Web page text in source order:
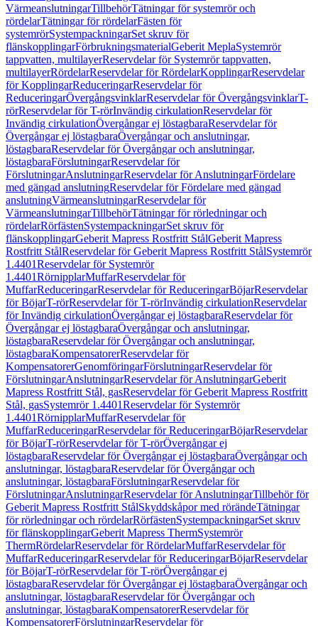
VärmeanslutningarTillbehörTätningar för systemrör och
rördelarTätningar för rördelarFästen för
systemrörSystempackningarSet skruv för
flänskopplingarFörbrukningsmaterialGeberit MeplaSystemrör
tappvatten, multilayerReservdelar för Systemrör tappvatten,
multilayerRördelarReservdelar för RördelarKopplingarReservdelar
för KopplingarReduceringarReservdelar för
ReduceringarÖvergångsvinklarReservdelar för ÖvergångsvinklarT-
rörReservdelar för T-rörInvändig cirkulationReservdelar för
Invändig cirkulationÖvergångar ej löstagbaraReservdelar för
Övergångar ej löstagbaraÖvergångar och anslutningar,
löstagbaraReservdelar för Övergångar och anslutningar,
löstagbaraFörslutningarReservdelar för
FörslutningarAnslutningarReservdelar för AnslutningarFördelare
med gängad anslutningReservdelar för Fördelare med gängad
anslutningVärmeanslutningarReservdelar för
VärmeanslutningarTillbehörTätningar för rörledningar och
rördelarRörfästenSystempackningarSet skruv för
flänskopplingarGeberit Mapress Rostfritt StålGeberit Mapress
Rostfritt StålReservdelar för Geberit Mapress Rostfritt StålSystemrör
1.4401Reservdelar för Systemrör
1.4401RörnipplarMuffarReservdelar för
MuffarReduceringarReservdelar för ReduceringarBöjarReservdelar
för BöjarT-rörReservdelar för T-rörInvändig cirkulationReservdelar
för Invändig cirkulationÖvergångar ej löstagbaraReservdelar för
Övergångar ej löstagbaraÖvergångar och anslutningar,
löstagbaraReservdelar för Övergångar och anslutningar,
löstagbaraKompensatorerReservdelar för
KompensatorerGenomföringarFörslutningarReservdelar för
FörslutningarAnslutningarReservdelar för AnslutningarGeberit
Mapress Rostfritt Stål, gasReservdelar för Geberit Mapress Rostfritt
Stål, gasSystemrör 1.4401Reservdelar för Systemrör
1.4401RörnipplarMuffarReservdelar för
MuffarReduceringarReservdelar för ReduceringarBöjarReservdelar
för BöjarT-rörReservdelar för T-rörÖvergångar ej
löstagbaraReservdelar för Övergångar ej löstagbaraÖvergångar och
anslutningar, löstagbaraReservdelar för Övergångar och
anslutningar, löstagbaraFörslutningarReservdelar för
FörslutningarAnslutningarReservdelar för AnslutningarTillbehör för
Geberit Mapress Rostfritt StålSkyddskåpor med rörändeTätningar
för rörledningar och rördelarRörfästenSystempackningarSet skruv
för flänskopplingarGeberit Mapress ThermSystemrör
ThermRördelarReservdelar för RördelarMuffarReservdelar för
MuffarReduceringarReservdelar för ReduceringarBöjarReservdelar
för BöjarT-rörReservdelar för T-rörÖvergångar ej
löstagbaraReservdelar för Övergångar ej löstagbaraÖvergångar och
anslutningar, löstagbaraReservdelar för Övergångar och
anslutningar, löstagbaraKompensatorerReservdelar för
KompensatorerFörslutningarReservdelar för